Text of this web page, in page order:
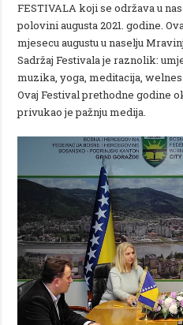
FESTIVALA koji se održava u
polovini augusta 2021. godine.
mjesecu augustu u naselju
Sadržaj Festivala je raznolik:
muzika, yoga, meditacija,
Ovaj Festival prethodne godine
privukao je pažnju medija.